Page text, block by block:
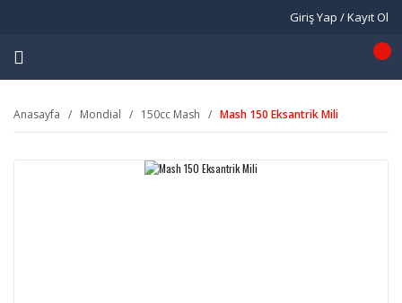
Giriş Yap / Kayıt Ol
Anasayfa Mondial 150cc Mash Mash 150 Eksantrik Mili